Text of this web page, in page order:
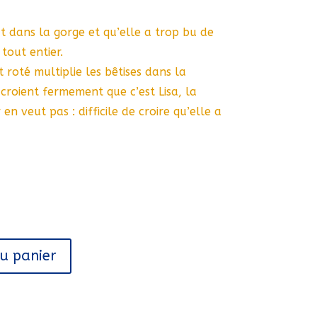
dans la gorge et qu’elle a trop bu de
entier.
roté multiplie les bêtises dans la
fermement que c’est Lisa, la
veut pas : difficile de croire qu’elle a
panier